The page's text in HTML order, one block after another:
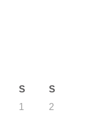
S
S
1
2